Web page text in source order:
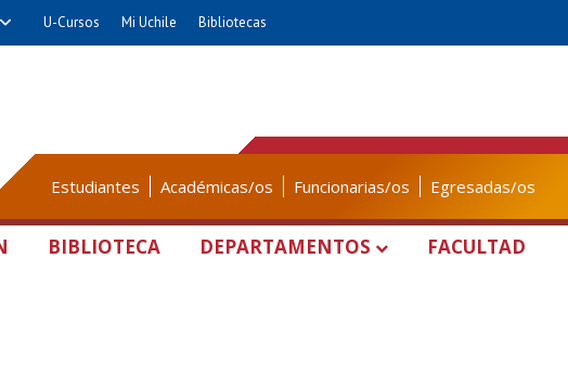
U-Cursos Mi Uchile Bibliotecas
Estudiantes Académicas/os Funcionarias/os Egresadas/os
BIBLIOTECA DEPARTAMENTOS FACULTAD